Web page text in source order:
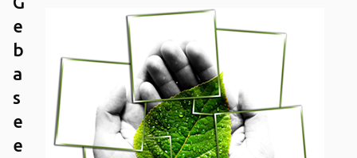
e
b
a
s
e
e